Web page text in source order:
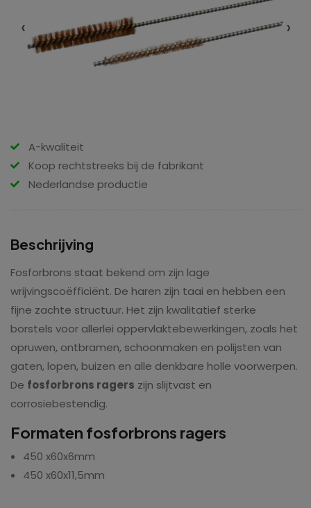
‹ ›
A-kwaliteit
Koop rechtstreeks bij de fabrikant
Nederlandse productie
Beschrijving
Fosforbrons staat bekend om zijn lage
wrijvingscoëfficiënt. De haren zijn taai en hebben een
fijne zachte structuur. Het zijn kwalitatief sterke
borstels voor allerlei oppervlaktebewerkingen, zoals het
opruwen, ontbramen, schoonmaken en polijsten van
gaten, lopen, buizen en alle denkbare holle voorwerpen.
De fosforbrons ragers zijn slijtvast en
corrosiebestendig.
Formaten fosforbrons ragers
450 x60x6mm
450 x60x11,5mm